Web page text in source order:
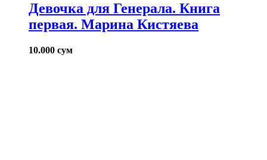
Девочка для Генерала. Книга
первая. Марина Кистяева
10.000 сум